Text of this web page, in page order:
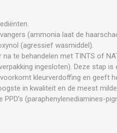
(ammonia laat de
(agressief wasmiddel).
te behandelen met TINTS of
ingesloten). Deze stap
kleurverdoffing en geeft
in kwaliteit en de meest
(paraphenylenediamines-